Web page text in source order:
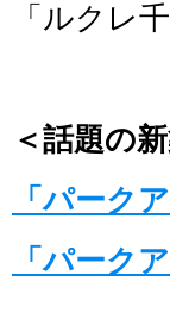
「ルクレ千
＜話題の
「パーク
「パーク